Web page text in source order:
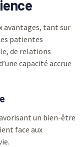
avantages, tant sur
patientes
de relations
capacité accrue
un bien-être
face aux